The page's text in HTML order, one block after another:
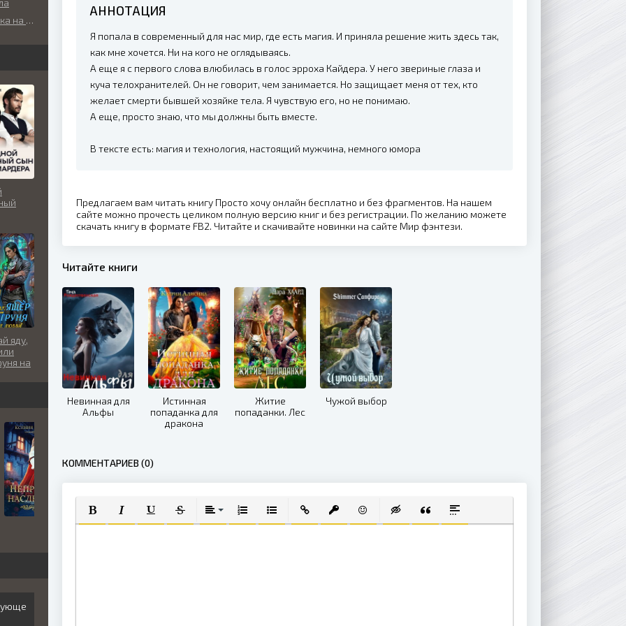
АННОТАЦИЯ
Я попала в современный для нас мир, где есть магия. И приняла решение жить здесь так,
как мне хочется. Ни на кого не оглядываясь.
А еще я с первого слова влюбилась в голос эрроха Кайдера. У него звериные глаза и
куча телохранителей. Он не говорит, чем занимается. Но защищает меня от тех, кто
желает смерти бывшей хозяйке тела. Я чувствую его, но не понимаю.
А еще, просто знаю, что мы должны быть вместе.
В тексте есть: магия и технология, настоящий мужчина, немного юмора
Предлагаем вам читать книгу Просто хочу онлайн бесплатно и без фрагментов. На нашем
сайте можно прочесть целиком полную версию книг и без регистрации. По желанию можете
скачать книгу в формате FB2. Читайте и скачивайте новинки на сайте Мир фэнтези.
Читайте книги
Невинная для
Альфы
Истинная
попаданка для
дракона
Житие
попаданки. Лес
Чужой выбор
КОММЕНТАРИЕВ (0)
ПОЛУЖИРНЫЙ
КУРСИВПОДЧЕРКНУТЫЙ
ЗАЧЕРКНУТЫЙВЫРАВНИВАНИЕ
НУМЕРОВАННЫЙ СПИСОК
МАРКИРОВАННЫЙ СПИСОК
ВСТАВИТЬ ССЫЛКУ
ВСТАВИТЬ ЗАЩИЩЕННУЮ ССЫЛКУ
ВСТАВИТЬ СМАЙЛИК
ВСТАВКА СКРЫТОГО ТЕКСТА
ВСТАВКА ЦИТАТЫ
ВСТАВКА СПОЙЛЕРА
яду,
на